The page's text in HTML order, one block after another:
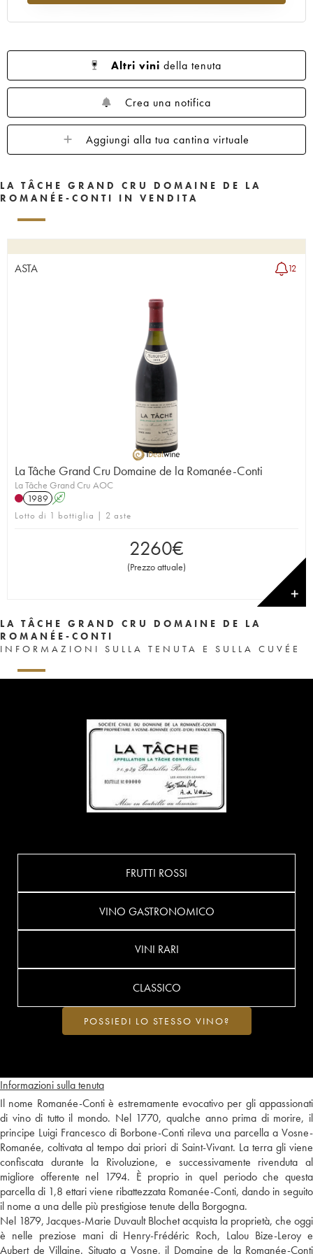
1957
1956 1955 1953
1952
1951
1950 1949 1948
1947
1945 1943 1942
1937
Altri vini della tenuta
Crea una notifica
Aggiungi alla tua cantina virtuale
LA TÂCHE GRAND CRU DOMAINE DE LA
ROMANÉE-CONTI IN VENDITA
ASTA 12
La Tâche Grand Cru Domaine de la Romanée-Conti
La Tâche Grand Cru AOC
1989 A
Lotto di 1 bottiglia | 2 aste
2260€
(Prezzo attuale)
✕
LA TÂCHE GRAND CRU DOMAINE DE LA
ROMANÉE-CONTI
INFORMAZIONI SULLA TENUTA E SULLA CUVÉE
Informazioni sulla tenuta
Il nome Romanée-Conti è estremamente evocativo per gli appassionati
di vino di tutto il mondo. Nel 1770, qualche anno prima di morire, il
principe Luigi Francesco di Borbone-Conti rileva una parcella a Vosne-
Romanée, coltivata al tempo dai priori di Saint-Vivant. La terra gli viene
confiscata durante la Rivoluzione, e successivamente rivenduta al
migliore offerente nel 1794. È proprio in quel periodo che questa
parcella di 1,8 ettari viene ribattezzata Romanée-Conti, dando in seguito
il nome a una delle più prestigiose tenute della Borgogna.
Nel 1879, Jacques-Marie Duvault Blochet acquista la proprietà, che oggi
è nelle preziose mani di Henry-Frédéric Roch, Lalou Bize-Leroy e
Aubert de Villaine. Situato a Vosne, il Domaine de la Romanée-Conti
FRUTTI ROSSI
VINO GASTRONOMICO
VINI RARI
CLASSICO
POSSIEDI LO STESSO VINO?